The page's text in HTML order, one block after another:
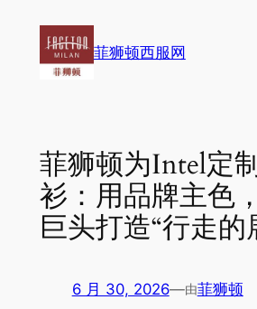
菲狮顿西服网
菲狮顿为Intel定
衫：用品牌主色
巨头打造“行走的
6 月 30, 2026—由菲狮顿